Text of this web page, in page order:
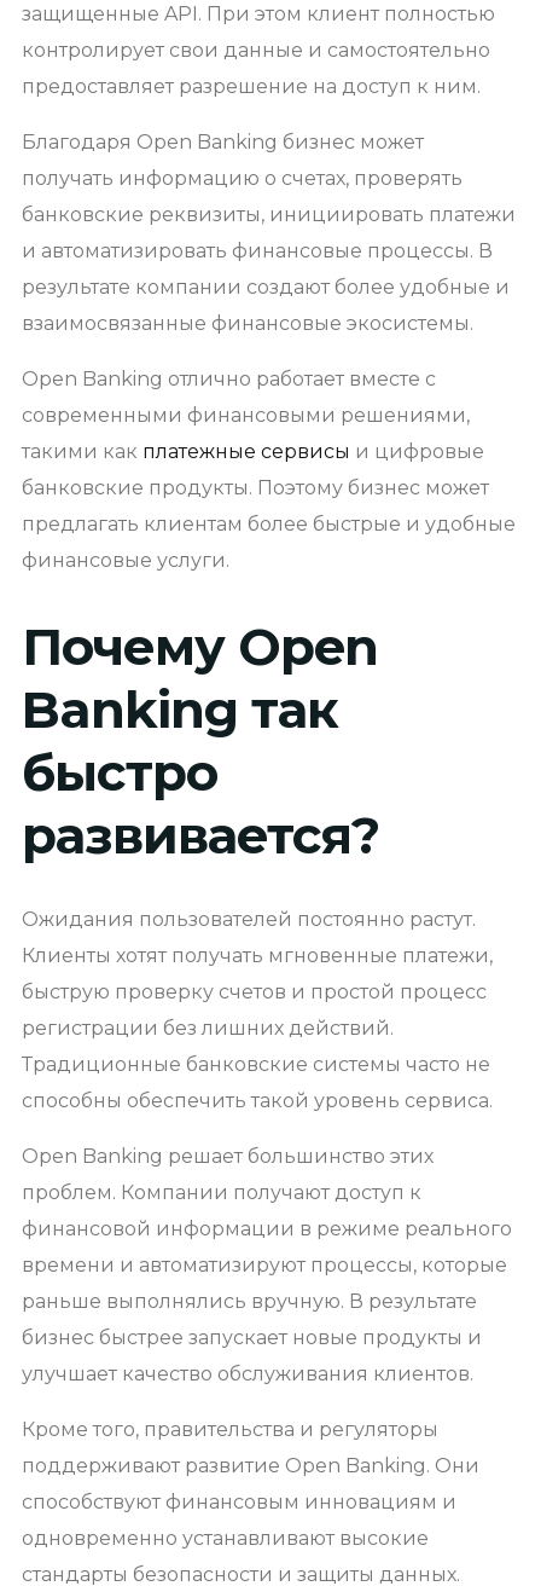
защищенные API. При этом клиент полностью
контролирует свои данные и самостоятельно
предоставляет разрешение на доступ к ним.
Благодаря Open Banking бизнес может
получать информацию о счетах, проверять
банковские реквизиты, инициировать платежи
и автоматизировать финансовые процессы. В
результате компании создают более удобные и
взаимосвязанные финансовые экосистемы.
Open Banking отлично работает вместе с
современными финансовыми решениями,
такими как платежные сервисы и цифровые
банковские продукты. Поэтому бизнес может
предлагать клиентам более быстрые и удобные
финансовые услуги.
Почему Open
Banking так
быстро
развивается?
Ожидания пользователей постоянно растут.
Клиенты хотят получать мгновенные платежи,
быструю проверку счетов и простой процесс
регистрации без лишних действий.
Традиционные банковские системы часто не
способны обеспечить такой уровень сервиса.
Open Banking решает большинство этих
проблем. Компании получают доступ к
финансовой информации в режиме реального
времени и автоматизируют процессы, которые
раньше выполнялись вручную. В результате
бизнес быстрее запускает новые продукты и
улучшает качество обслуживания клиентов.
Кроме того, правительства и регуляторы
поддерживают развитие Open Banking. Они
способствуют финансовым инновациям и
одновременно устанавливают высокие
стандарты безопасности и защиты данных.